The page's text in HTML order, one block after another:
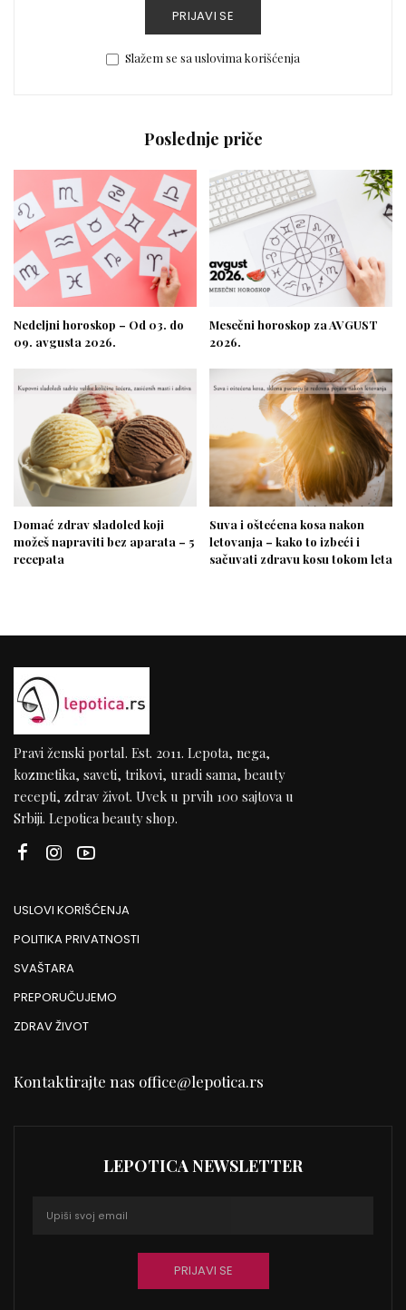
PRIJAVI SE
Slažem se sa uslovima korišćenja
Poslednje priče
Nedeljni horoskop – Od 03. do
09. avgusta 2026.
Mesečni horoskop za AVGUST
2026.
Domać zdrav sladoled koji
možeš napraviti bez aparata – 5
recepata
Suva i oštećena kosa nakon
letovanja – kako to izbeći i
sačuvati zdravu kosu tokom leta
Pravi ženski portal. Est. 2011. Lepota, nega,
kozmetika, saveti, trikovi, uradi sama, beauty
recepti, zdrav život. Uvek u prvih 100 sajtova u
Srbiji. Lepotica beauty shop.
USLOVI KORIŠĆENJA
POLITIKA PRIVATNOSTI
SVAŠTARA
PREPORUČUJEMO
ZDRAV ŽIVOT
Kontaktirajte nas office@lepotica.rs
LEPOTICA NEWSLETTER